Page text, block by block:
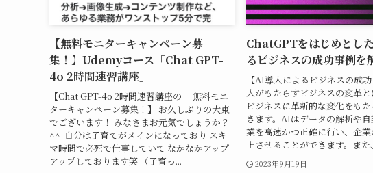
【無料モニターキャンペーン募
集！】Udemyコース「Chat GPT-
4o 2時間速習講座」
【Chat GPT-4o 2時間速習講座の 無料モニ
ターキャンペーン募集！】 お久しぶりの大東
でございます！ みなさまお元気でしょうか？
^^ ㅤㅤ 自分は子育てがメインになっており スキ
マ時間で必死で仕事していて なかなかアップ
アップしております笑 （子育っ...
ChatGPTをはじめとし
るビジネスの成功事例を
【AI導入によるビジネスの成
入がもたらすビジネスの変革と
ビジネスに革新的な変化をも
きます。AIはデータの解析や
業を高速かつ正確に行い、企
上させることができます。ま
2023年9月19日